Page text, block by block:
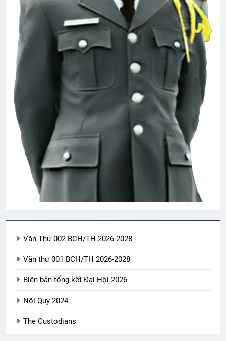
Chuyện của tôi
3 Years Ago
Xuân Đã Về
2 Years Ago
Tiểu sử Khóa 28 TVBQGVN
2 Years Ago
Văn Thư 004/TH nhiệm kỳ 2024-2026
2 Years Ago
ANH BIẾT EM ĐI CHẲNG TRỞ VỀ
Hoa Kỳ giải mã hồ sơ VN năm 1963
2 Years Ago
1 Year Ago
Văn Thư 002 BCH/TH 2026-2028
Văn thư 001 BCH/TH 2026-2028
Biên bản tổng kết Đại Hội 2026
Nội Quy 2024
The Custodians